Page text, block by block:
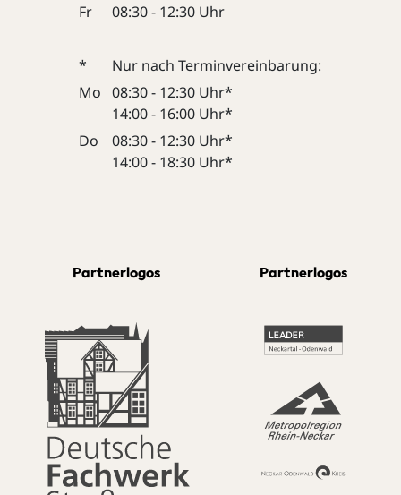
Fr
08:30 - 12:30 Uhr
*
Nur nach Terminvereinbarung:
Mo 08:30 - 12:30 Uhr*
14:00 - 16:00 Uhr*
Do
08:30 - 12:30 Uhr*
14:00 - 18:30 Uhr*
Partnerlogos Partnerlogos